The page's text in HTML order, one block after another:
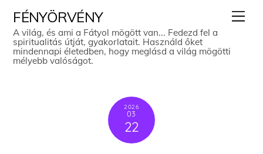
content
FÉNYÖRVÉNY
A világ, és ami a Fátyol mögött van... Fedezd fel a
spiritualitás útját, gyakorlatait. Használd őket
mindennapi életedben, hogy meglásd a világ mögötti
mélyebb valóságot.
2026
03
22